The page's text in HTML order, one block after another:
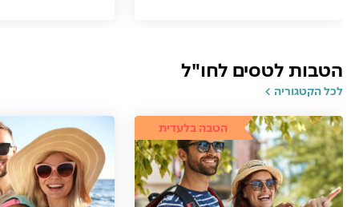
הטבות לטסים לחו"ל
לכל הקטגוריה
הטבה בלעדית